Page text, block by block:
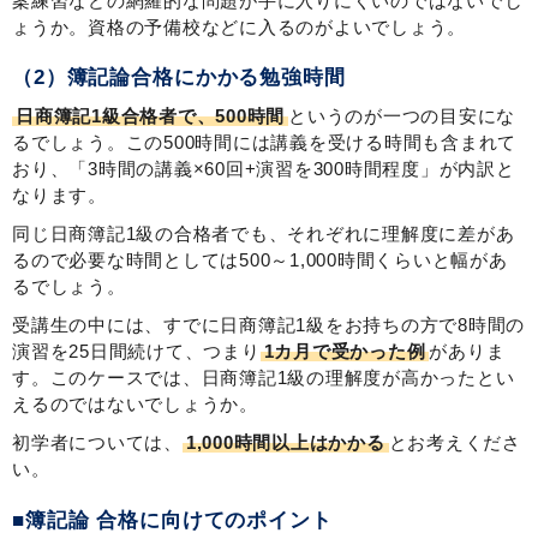
ょうか。資格の予備校などに入るのがよいでしょう。
（2）簿記論合格にかかる勉強時間
日商簿記1級合格者で、500時間 というのが一つの目安にな
るでしょう。この500時間には講義を受ける時間も含まれて
おり、「3時間の講義×60回+演習を300時間程度」が内訳と
なります。
同じ日商簿記1級の合格者でも、それぞれに理解度に差があ
るので必要な時間としては500～1,000時間くらいと幅があ
るでしょう。
受講生の中には、すでに日商簿記1級をお持ちの方で8時間の
演習を25日間続けて、つまり 1カ月で受かった例 がありま
す。このケースでは、日商簿記1級の理解度が高かったとい
えるのではないでしょうか。
初学者については、
1,000時間以上はかかるとお考えくださ
い。
■簿記論 合格に向けてのポイント